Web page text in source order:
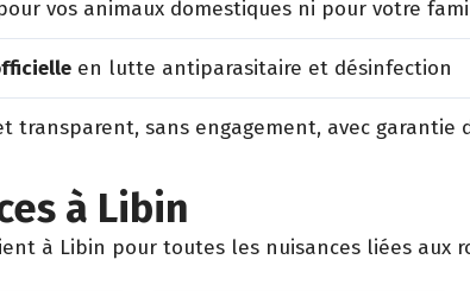
vos animaux domestiques ni pour votre
en lutte antiparasitaire et désinfection
transparent, sans engagement, avec garantie
à Libin
à Libin pour toutes les nuisances liées aux